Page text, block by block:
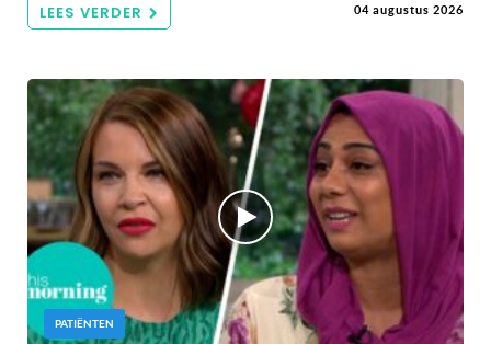
LEES VERDER 04 augustus 2026
PATIËNTEN